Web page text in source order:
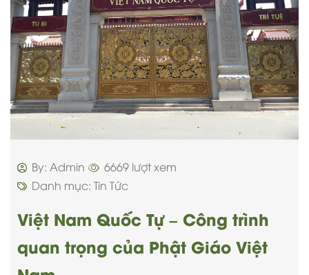
By: Admin
6669 lượt xem
Danh mục: Tin Tức
Việt Nam Quốc Tự – Công trình
quan trọng của Phật Giáo Việt